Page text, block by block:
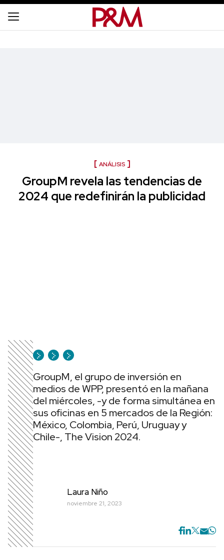
ANÁLISIS
GroupM revela las tendencias de
2024 que redefinirán la publicidad
GroupM, el grupo de inversión en
medios de WPP, presentó en la mañana
del miércoles, -y de forma simultánea en
sus oficinas en 5 mercados de la Región:
México, Colombia, Perú, Uruguay y
Chile-, The Vision 2024.
Laura Niño
noviembre 21, 2023